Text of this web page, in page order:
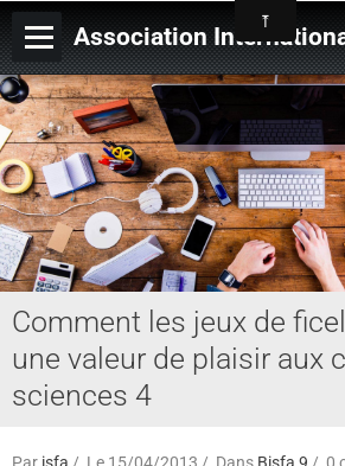
Page d'accueil
Derniers ajouts
Comment les jeux de
une valeur de plaisir aux
sciences 4
Par isfa Le 15/04/2013 Dans Bisfa 9 0